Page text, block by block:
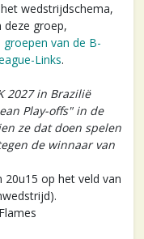
wedstrijdschema,
deze groep,
van de B-
Links.
2027 in Brazilië
Play-offs" in de
ze dat doen spelen
de winnaar van
op het veld van